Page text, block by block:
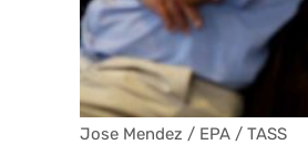
Jose Mendez / EPA / TASS